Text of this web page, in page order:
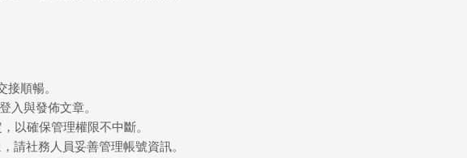
順暢。
入與發佈文章。
以確保管理權限不中斷。
請社務人員妥善管理帳號資訊。